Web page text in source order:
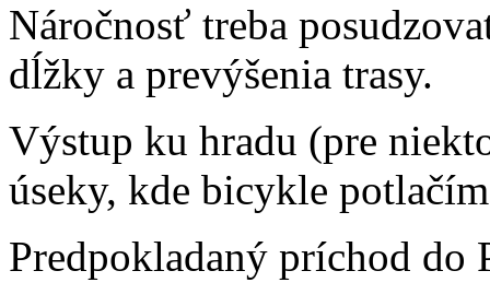
Náročnosť treba
dĺžky a prevýšenia trasy.
Výstup ku hradu (pre
úseky, kde bicykle
Predpokladaný príchod do